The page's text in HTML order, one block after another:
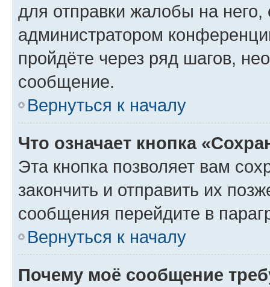
для отправки жалобы на
администратором
пройдёте через ряд шагов,
сообщение.
Вернуться к началу
Что означает кнопка
Эта кнопка позволяет вам
закончить и отправить их
сообщения перейдите в
Вернуться к началу
Почему моё сообщение